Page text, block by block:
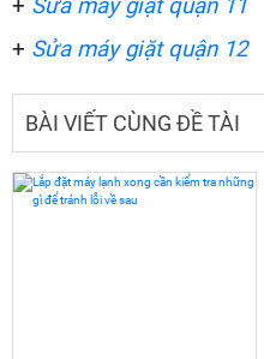
+ Sửa máy giặt quận 11
+ Sửa máy giặt quận 12
BÀI VIẾT CÙNG ĐỀ TÀI